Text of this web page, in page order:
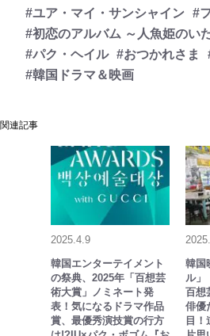
#ユア・マイ・サンシャイン #
#初恋のアルバム ～人魚姫のい
#パク・ヘイル #おつかれさま
#韓国ドラマ＆映画
関連記事
2025.4.9
韓国エンターテイメント
の祭典、2025年「百想芸
術大賞」ノミネート発
表！気になるドラマ作品
賞、最優秀演技賞の行方
韓国
ル」
百想
俳優
目